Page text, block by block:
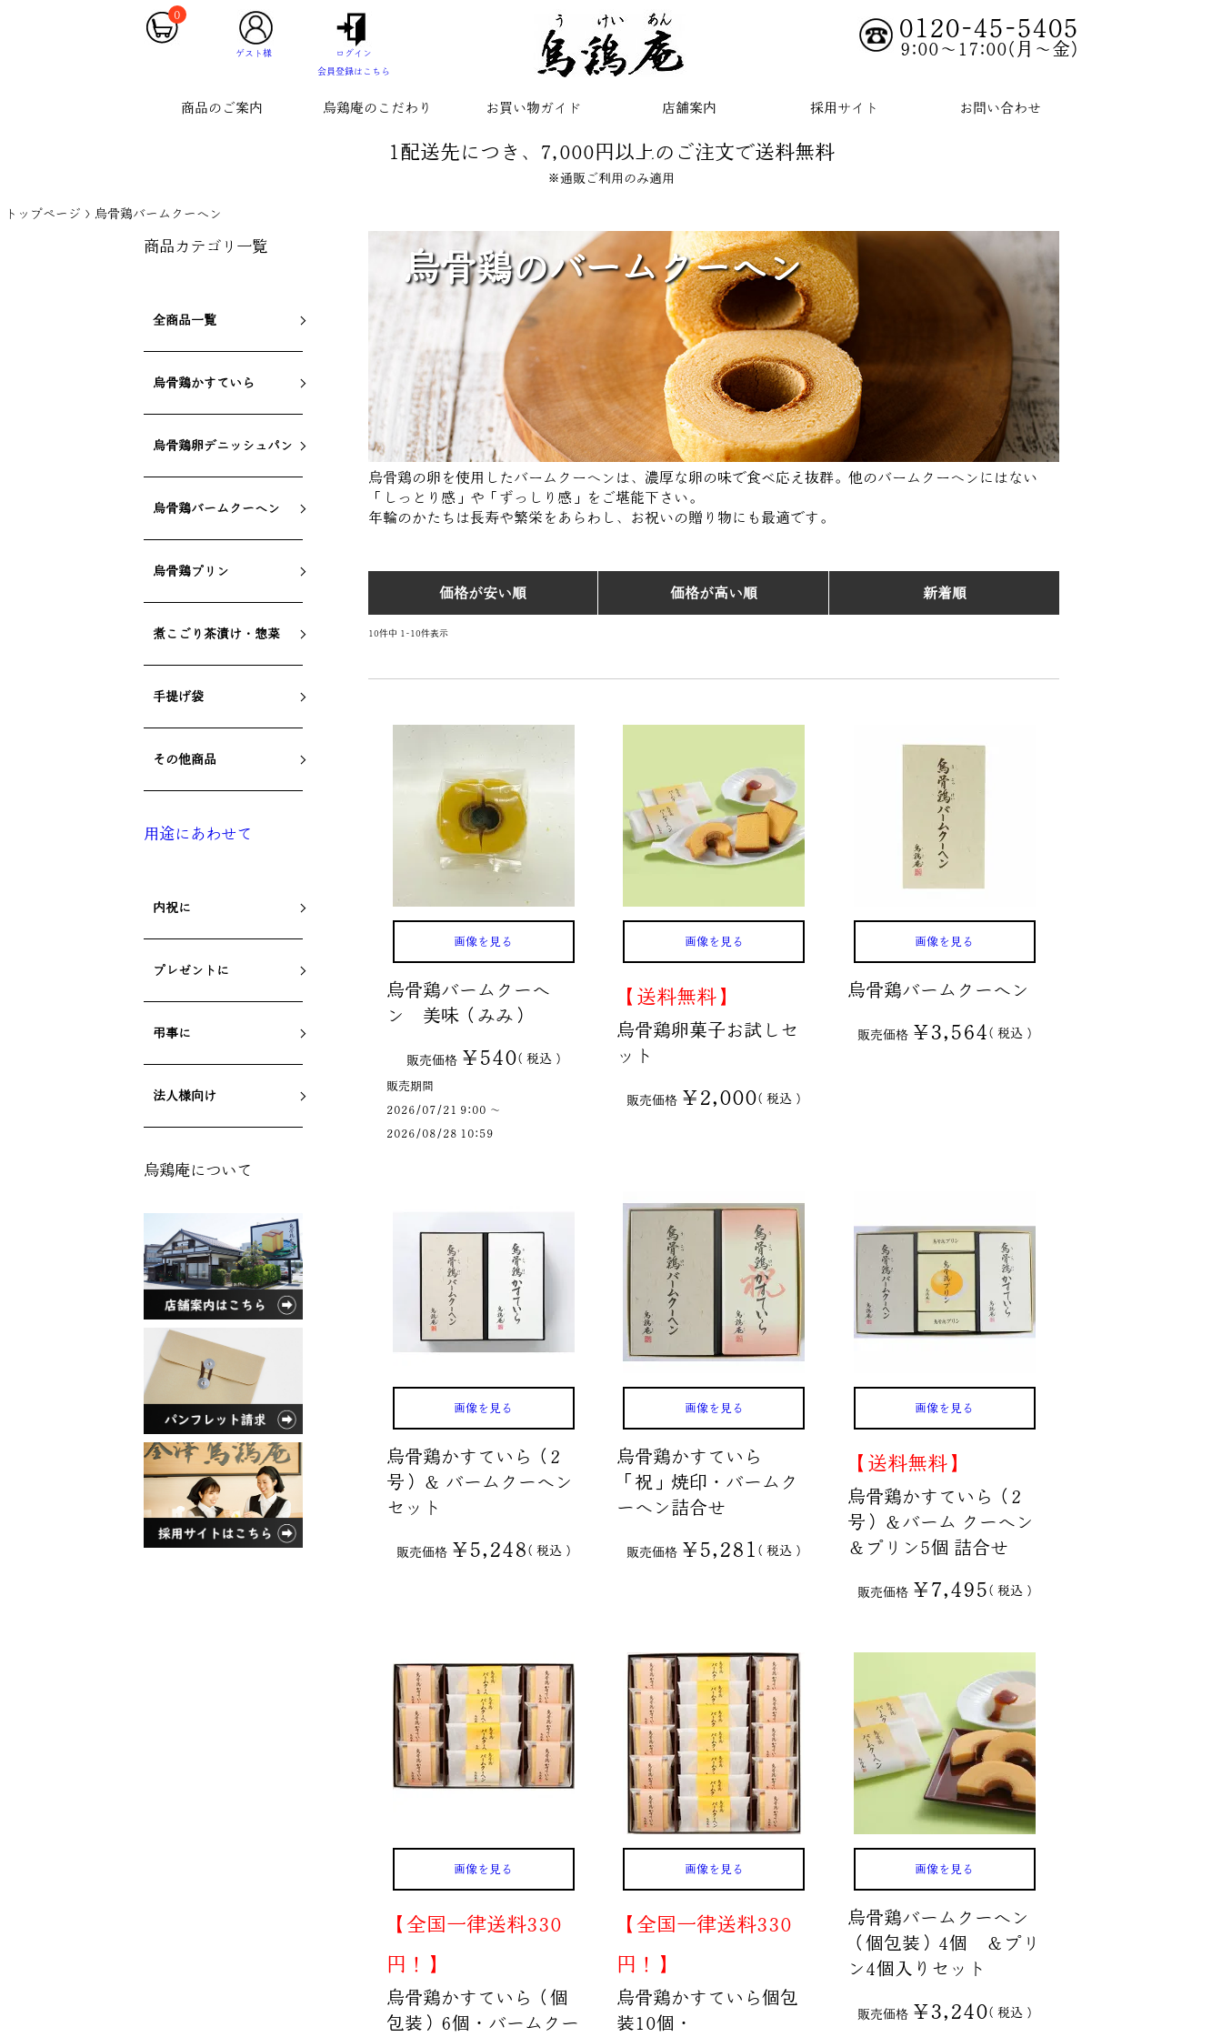
0
ゲスト様
ログイン
会員登録はこちら
0120-45-5405
9:00～17:00(月～金)
商品のご案内 烏鶏庵のこだわり お買い物ガイド 店舗案内 採用サイト お問い合わせ
1配送先につき、7,000円以上のご注文で送料無料
※通販ご利用のみ適用
トップページ 烏骨鶏バームクーヘン
烏骨鶏のバームクーヘン
烏骨鶏の卵を使用したバームクーヘンは、濃厚な卵の味で食べ応え抜群。他のバームクーヘンにはない
「しっとり感」や「ずっしり感」をご堪能下さい。
年輪のかたちは長寿や繁栄をあらわし、お祝いの贈り物にも最適です。
価格が安い順 価格が高い順 新着順
10件中 1 - 10件表示
画像を見る
烏骨鶏バームクーヘ
ン 美味（みみ）
販売価格 ¥540 税込
販売期間
2026/07/21 9:00 〜
2026/08/28 10:59
画像を見る
【送料無料】
烏骨鶏卵菓子お試しセ
ット
販売価格 ¥2,000 税込
画像を見る
烏骨鶏バームクーヘン
販売価格 ¥3,564 税込
画像を見る
烏骨鶏かすていら（2
号）＆ バームクーヘン
セット
販売価格 ¥5,248 税込
画像を見る
烏骨鶏かすていら
「祝」焼印・バームク
ーヘン詰合せ
販売価格 ¥5,281 税込
画像を見る
【送料無料】
烏骨鶏かすていら（2
号）＆バーム クーヘン
＆プリン5個 詰合せ
販売価格 ¥7,495 税込
画像を見る
【全国一律送料330
円！】
烏骨鶏かすていら（個
包装）6個・バームクー
画像を見る
【全国一律送料330
円！】
烏骨鶏かすていら個包
装10個・
画像を見る
烏骨鶏バームクーヘン
（個包装）4個 ＆プリ
ン4個入りセット
販売価格 ¥3,240 税込
商品カテゴリ一覧
全商品一覧
烏骨鶏かすていら
烏骨鶏卵デニッシュパン
烏骨鶏バームクーヘン
烏骨鶏プリン
煮こごり茶漬け・惣菜
手提げ袋
その他商品
用途にあわせて
内祝に
プレゼントに
弔事に
法人様向け
烏鶏庵について